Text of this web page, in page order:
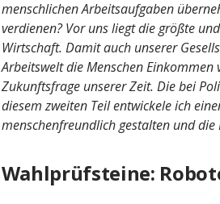
menschlichen Arbeitsaufgaben
verdienen? Vor uns liegt die größte
Wirtschaft. Damit auch unserer
Arbeitswelt die Menschen
Zukunftsfrage unserer Zeit. Die bei
diesem zweiten Teil entwickele ich
menschenfreundlich gestalten und
Wahlprüfsteine: